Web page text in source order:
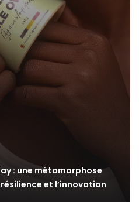
: une métamorphose
et l’innovation